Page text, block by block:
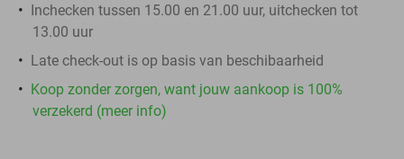
Inchecken tussen 15.00 en 21.00 uur, uitchecken tot
13.00 uur
Late check-out is op basis van beschibaarheid
Koop zonder zorgen, want jouw aankoop is 100%
verzekerd (meer info)